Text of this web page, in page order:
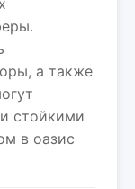
а также
стойкими
в оазис